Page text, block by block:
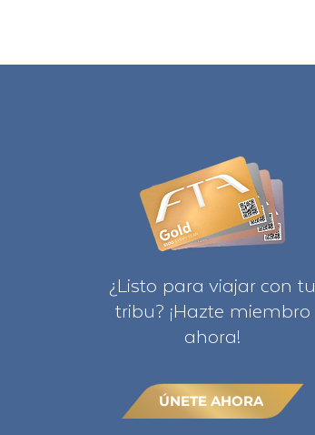
¿Listo para viajar con tu
tribu? ¡Hazte miembro
ahora!
ÚNETE AHORA